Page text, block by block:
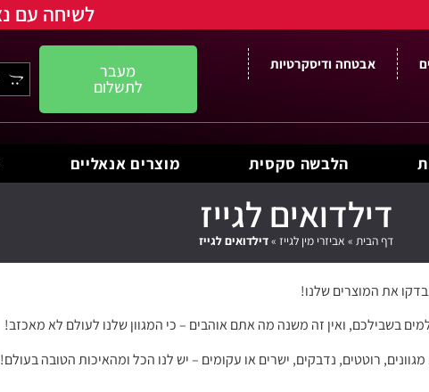
לשיחה עם
אבטחה ודיסקרטיות
מעבר
לתשלום
הלבשה סקסית מוצרים אנאליים
דילדואים לגייז
דף הבית » אביזרי מין לגייז »דילדואים לגייז
את המוצרים שלנו!
בשבילכם, ואין זה משנה מה אתם אוהבים – כי המגוון שלנו לעולם לא מאכזב!
רוטטים, נדבקים, ישרים או עקומים – יש לנו הכל ומהאיכות הטובה